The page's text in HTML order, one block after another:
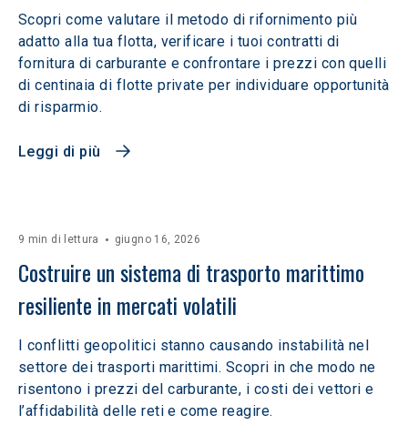
Scopri come valutare il metodo di rifornimento più
adatto alla tua flotta, verificare i tuoi contratti di
fornitura di carburante e confrontare i prezzi con quelli
di centinaia di flotte private per individuare opportunità
di risparmio.
Leggi di più
9 min di lettura giugno 16, 2026
Costruire un sistema di trasporto marittimo
resiliente in mercati volatili
I conflitti geopolitici stanno causando instabilità nel
settore dei trasporti marittimi. Scopri in che modo ne
risentono i prezzi del carburante, i costi dei vettori e
l’affidabilità delle reti e come reagire.